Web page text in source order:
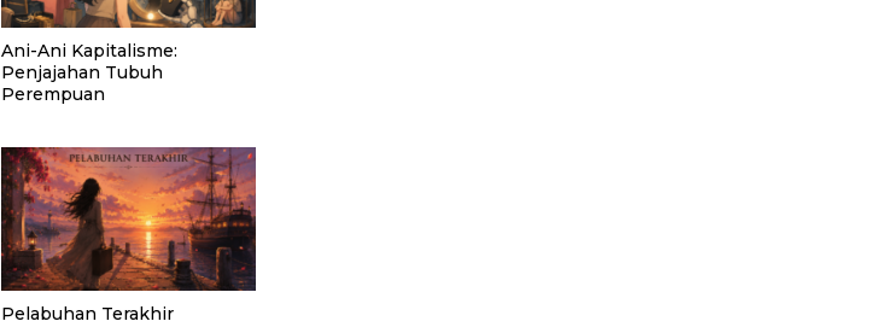
Ani-Ani Kapitalisme:
Penjajahan Tubuh
Perempuan
Pelabuhan Terakhir